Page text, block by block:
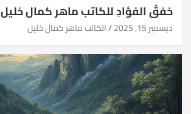
خفقُ الفؤادِ للكاتب ماهر كمال خليل
ديسمبر 15, 2025 الكاتب ماهر كمال خليل